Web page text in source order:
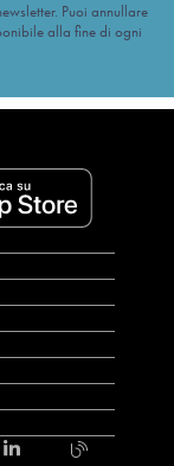
Puoi annullare
alla fine di ogni